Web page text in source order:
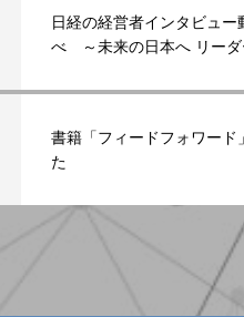
日経の経営者インタビュー
べ ～未来の日本へ リーダ
書籍「フィードフォワード
た